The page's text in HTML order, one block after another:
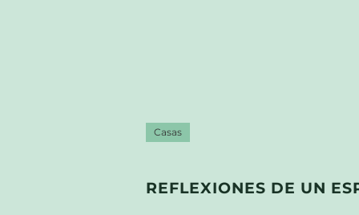
Casas
REFLEXIONES DE UN